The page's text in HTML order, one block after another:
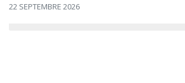
22 SEPTEMBRE 2026